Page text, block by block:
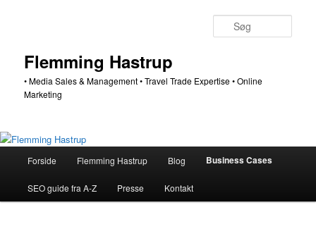
Flemming Hastrup
• Media Sales & Management • Travel Trade Expertise • Online
Marketing
Forside Flemming Hastrup Blog Business Cases
SEO guide fra A-Z Presse Kontakt